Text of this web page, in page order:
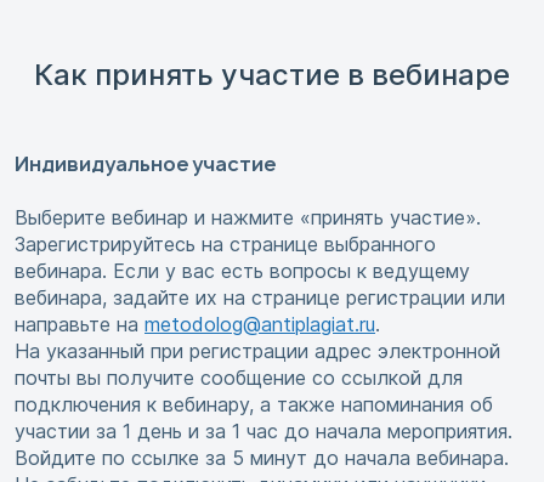
Как принять участие в вебинаре
Индивидуальное участие
Выберите вебинар и нажмите «принять участие».
Зарегистрируйтесь на странице выбранного
вебинара. Если у вас есть вопросы к ведущему
вебинара, задайте их на странице регистрации или
направьте на metodolog@antiplagiat.ru.
На указанный при регистрации адрес электронной
почты вы получите сообщение со ссылкой для
подключения к вебинару, а также напоминания об
участии за 1 день и за 1 час до начала мероприятия.
Войдите по ссылке за 5 минут до начала вебинара.